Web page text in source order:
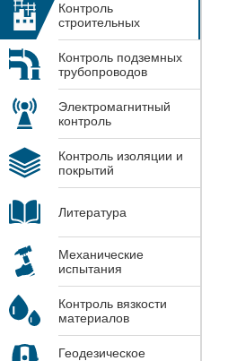
Контроль
строительных
конструкций
Контроль подземных
трубопроводов
Электромагнитный
контроль
Контроль изоляции и
покрытий
Литература
Механические
испытания
Контроль вязкости
материалов
Геодезическое